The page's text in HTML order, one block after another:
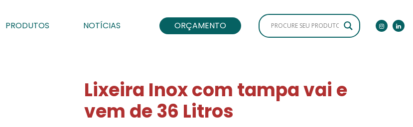
PRODUTOS NOTÍCIAS ORÇAMENTO
Lixeira Inox com tampa vai e
vem de 36 Litros